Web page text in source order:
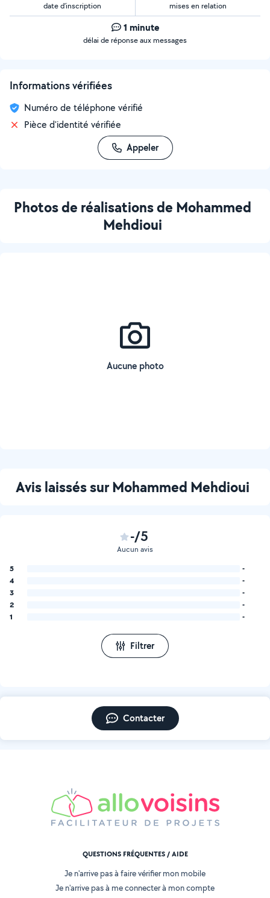
date d’inscription mises en relation
1 minute
délai de réponse aux messages
Informations vérifiées
Numéro de téléphone vérifié
Pièce d'identité vérifiée
Appeler
Photos de réalisations de Mohammed
Mehdioui
Aucune photo
Avis laissés sur Mohammed Mehdioui
-/5
Aucun avis
5
-
4
-
3
-
2
-
1
-
Filtrer
Contacter
QUESTIONS FRÉQUENTES / AIDE
Je n'arrive pas à faire vérifier mon mobile
Je n'arrive pas à me connecter à mon compte